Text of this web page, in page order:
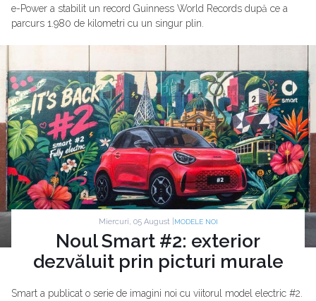
e-Power a stabilit un record Guinness World Records după ce a
parcurs 1.980 de kilometri cu un singur plin.
Miercuri, 05 August | MODELE NOI
Noul Smart #2: exterior
dezvăluit prin picturi murale
Smart a publicat o serie de imagini noi cu viitorul model electric #2.